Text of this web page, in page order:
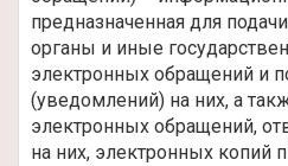
предназначенная для
органы и иные
электронных обращений и
(уведомлений) на них, а
электронных обращений,
на них, электронных копий